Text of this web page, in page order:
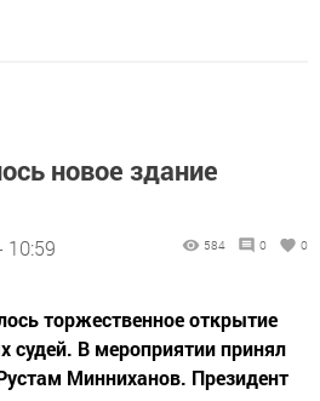
новое здание
10:59 584 0 0
торжественное открытие
судей. В мероприятии принял
Минниханов. Президент